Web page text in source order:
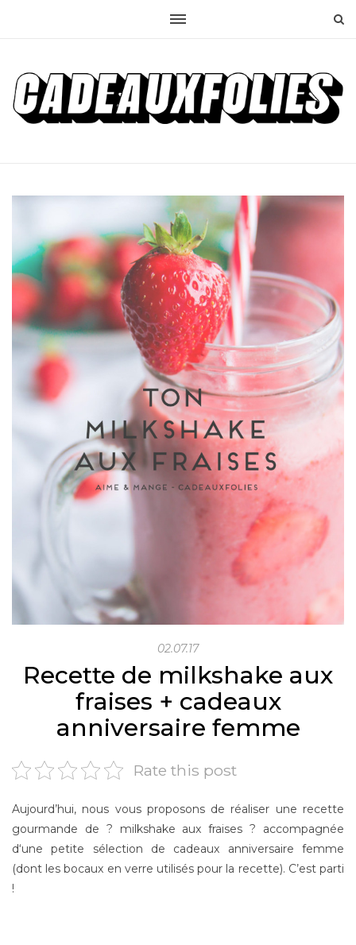
02.07.17
Recette de milkshake aux
fraises + cadeaux
anniversaire femme
Rate this post
Aujourd’hui, nous vous proposons de réaliser une recette
gourmande de ? milkshake aux fraises ? accompagnée
d‘une petite sélection de cadeaux anniversaire femme
(dont les bocaux en verre utilisés pour la recette). C’est parti
!